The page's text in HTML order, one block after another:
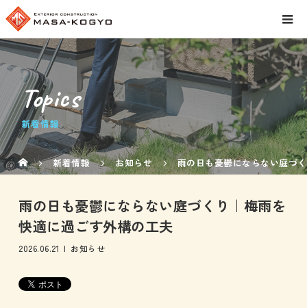
Topics
新着情報
新着情報 お知らせ 雨の日も憂鬱にならない庭づ
雨の日も憂鬱にならない庭づくり｜梅雨を
快適に過ごす外構の工夫
2026.06.21 お知らせ